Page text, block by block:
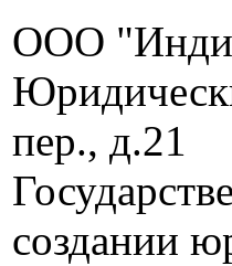
ООО
пер., д.21
создании